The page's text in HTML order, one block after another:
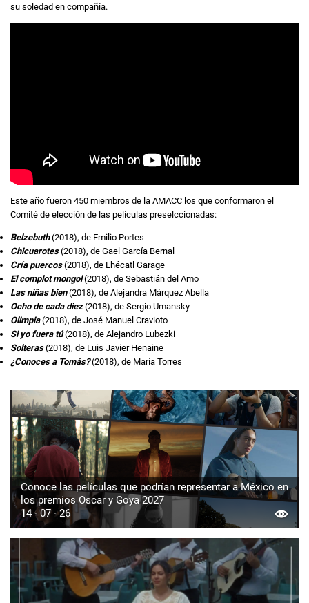
su soledad en compañía.
Este año fueron 450 miembros de la AMACC los que conformaron el
Comité de elección de las películas preselccionadas:
Belzebuth(2018), de Emilio Portes
Chicuarotes(2018), de Gael García Bernal
Cría puercos(2018), de Ehécatl Garage
El complot mongol (2018), de Sebastián del Amo
Las niñas bien(2018), de Alejandra Márquez Abella
Ocho de cada diez(2018), de Sergio Umansky
Olimpia(2018), de José Manuel Cravioto
Si yo fuera tú (2018), de Alejandro Lubezki
Solteras(2018), de Luis Javier Henaine
¿Conoces a Tomás?(2018), de María Torres
Conoce las películas que podrían representar a México en
los premios Oscar y Goya 2027
14 · 07 · 26